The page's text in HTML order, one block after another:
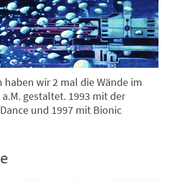
haben wir 2 mal die Wände im
gestaltet. 1993 mit der
und 1997 mit Bionic